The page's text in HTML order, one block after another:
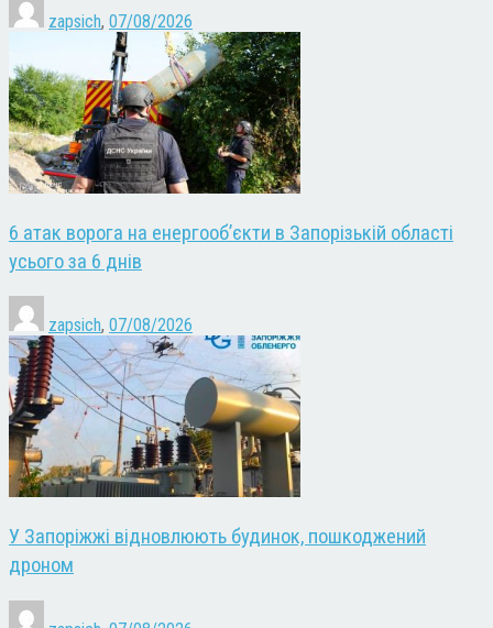
zapsich, 07/08/2026
6 атак ворога на енергооб’єкти в Запорізькій області
усього за 6 днів
zapsich, 07/08/2026
У Запоріжжі відновлюють будинок, пошкоджений
дроном